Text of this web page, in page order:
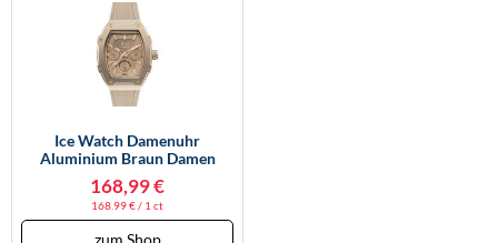
Ice Watch Damenuhr
Aluminium Braun Damen
168,99 €
168.99 € / 1 ct